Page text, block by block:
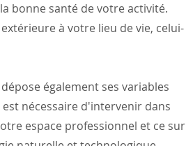
bonne santé de votre activité.
à votre lieu de vie, celui-
également ses variables
nécessaire d'intervenir dans
espace professionnel et ce sur